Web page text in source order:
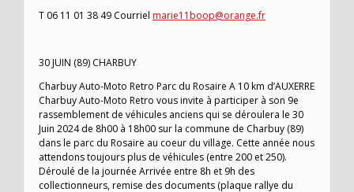
T 06 11 01 38 49 Courriel marie11boop@orange.fr
30 JUIN (89) CHARBUY
Charbuy Auto-Moto Retro Parc du Rosaire A 10 km d’AUXERRE
Charbuy Auto-Moto Retro vous invite à participer à son 9e
rassemblement de véhicules anciens qui se déroulera le 30
Juin 2024 de 8h00 à 18h00 sur la commune de Charbuy (89)
dans le parc du Rosaire au coeur du village. Cette année nous
attendons toujours plus de véhicules (entre 200 et 250).
Déroulé de la journée Arrivée entre 8h et 9h des
collectionneurs, remise des documents (plaque rallye du